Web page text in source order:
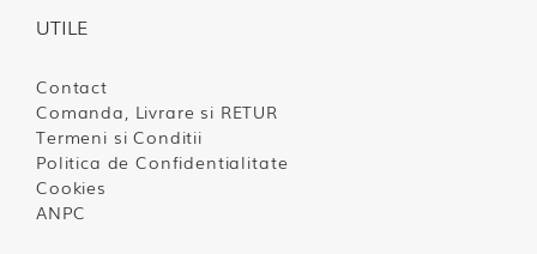
UTILE
Contact
Comanda, Livrare si RETUR
Termeni si Conditii
Politica de Confidentialitate
Cookies
ANPC